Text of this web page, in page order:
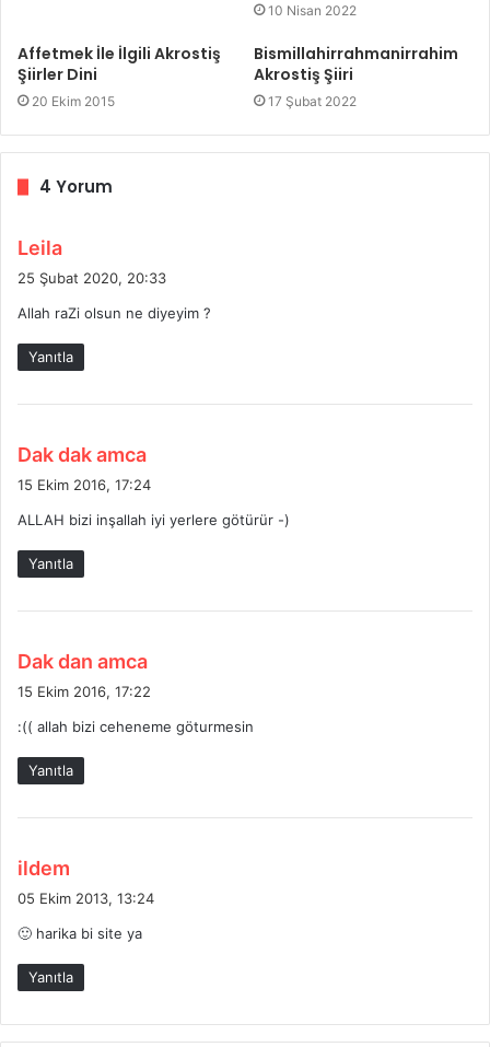
10 Nisan 2022
Affetmek İle İlgili Akrostiş
Şiirler Dini
20 Ekim 2015
Bismillahirrahmanirrahim
Akrostiş Şiiri
17 Şubat 2022
4 Yorum
Leila
i
k
i
25 Şubat 2020, 20:33
Allah raZi olsun ne diyeyim ?
Yanıtla
Dak dak amca
15 Ekim 2016, 17:24
ALLAH bizi inşallah iyi yerlere götürür -)
Yanıtla
Dak dan amca
i
15 Ekim 2016, 17:22
:(( allah bizi ceheneme göturmesin
Yanıtla
ildem
i
k
i
05 Ekim 2013, 13:24
🙂 harika bi site ya
Yanıtla